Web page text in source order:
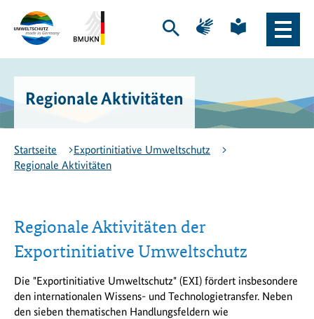
Hauptinhalt
springen
Hauptnavigation
springen
-
zur
Startseite
Klimaschutz,
nukleare
Sicherheit
(BMUKN)
Seite
des
BMUKN
Suche
Zur
Seite
Seite
Sprache
öffnen
Regionale Aktivitäten
Startseite
Exportinitiative Umweltschutz
Regionale Aktivitäten
Regionale Aktivitäten der
Exportinitiative Umweltschutz
Die "Exportinitiative Umweltschutz" (EXI) fördert insbesondere
den internationalen Wissens- und Technologietransfer. Neben
den sieben thematischen Handlungsfeldern wie